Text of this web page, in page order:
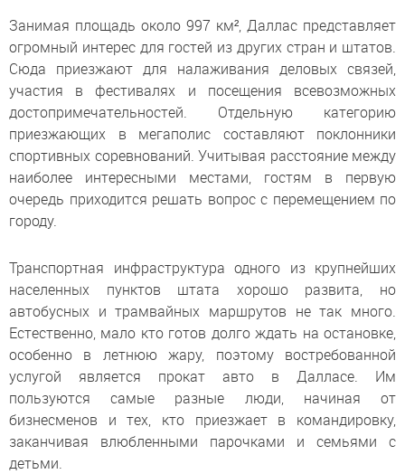
Занимая площадь около 997 км², Даллас представляет
огромный интерес для гостей из других стран и штатов.
Сюда приезжают для налаживания деловых связей,
участия в фестивалях и посещения всевозможных
достопримечательностей. Отдельную категорию
приезжающих в мегаполис составляют поклонники
спортивных соревнований. Учитывая расстояние между
наиболее интересными местами, гостям в первую
очередь приходится решать вопрос с перемещением по
городу.
Транспортная инфраструктура одного из крупнейших
населенных пунктов штата хорошо развита, но
автобусных и трамвайных маршрутов не так много.
Естественно, мало кто готов долго ждать на остановке,
особенно в летнюю жару, поэтому востребованной
услугой является прокат авто в Далласе. Им
пользуются самые разные люди, начиная от
бизнесменов и тех, кто приезжает в командировку,
заканчивая влюбленными парочками и семьями с
детьми.